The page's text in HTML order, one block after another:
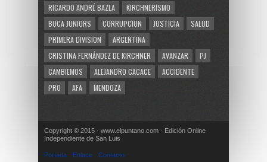
RICARDO ANDRÉ BAZLA
KIRCHNERISMO
BOCA JUNIORS
CORRUPCION JUSTICIA
SALUD
PRIMERA DIVISION
ARGENTINA
CRISTINA FERNÁNDEZ DE KIRCHNER
AVANZAR
PJ
CAMBIEMOS
ALEJANDRO CACACE
ACCIDENTE
PRO
AFA MENDOZA
Copyright © 2015 · www.elpuntano.com · Edición Online
Independiente de San Luis
Portada Enlace Contacto